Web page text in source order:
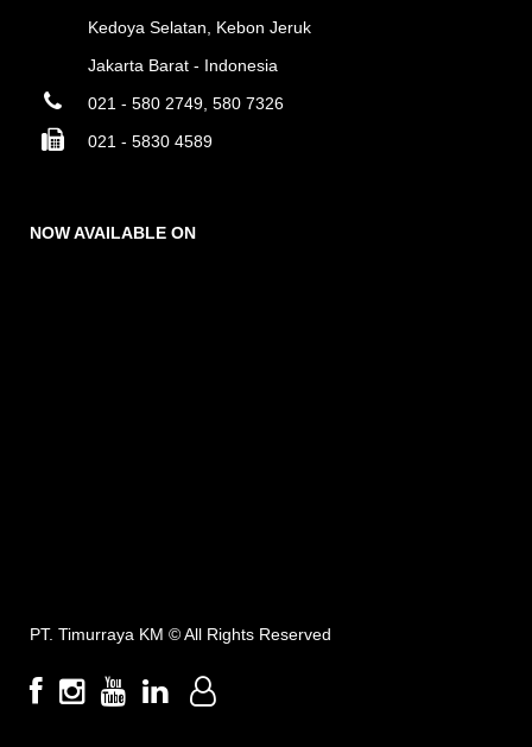
Kedoya Selatan, Kebon Jeruk
Jakarta Barat - Indonesia
021 - 580 2749, 580 7326
021 - 5830 4589
NOW AVAILABLE ON
PT. Timurraya KM ©All Rights Reserved